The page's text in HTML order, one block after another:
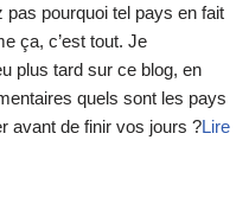
pourquoi tel pays en fait
ça, c’est tout. Je
plus tard sur ce blog, en
quels sont les pays
avant de finir vos jours ?Lire